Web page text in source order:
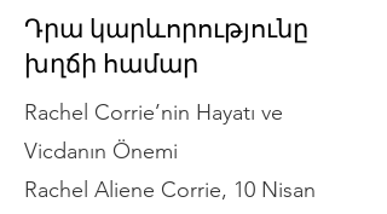
Դրա կարևորությունը
խղճի համար
Rachel Corrie’nin Hayatı ve
Vicdanın Önemi
Rachel Aliene Corrie, 10 Nisan